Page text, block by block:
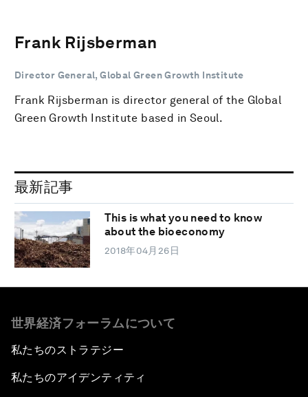
Frank Rijsberman
Director General, Global Green Growth Institute
Frank Rijsberman is director general of the Global
Green Growth Institute based in Seoul.
最新記事
This is what you need to know
about the bioeconomy
2018年04月26日
世界経済フォーラムについて
私たちのストラテジー
私たちのアイデンティティ